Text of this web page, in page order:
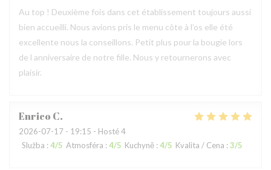
Au top ! Deuxième fois dans cet établissement toujours aussi
bien accueilli. Nous avions pris le menu côte à l’os elle été
excellente nous la conseillons. Petit plus pour la bougie lors
de l anniversaire de notre fille. Nous y retournerons avec
plaisir.
Enrico C
2026-07-17 - 19:15 - Hosté 4
Služba : 4/5 Atmosféra : 4/5 Kuchyně : 4/5 Kvalita / Cena : 3/5